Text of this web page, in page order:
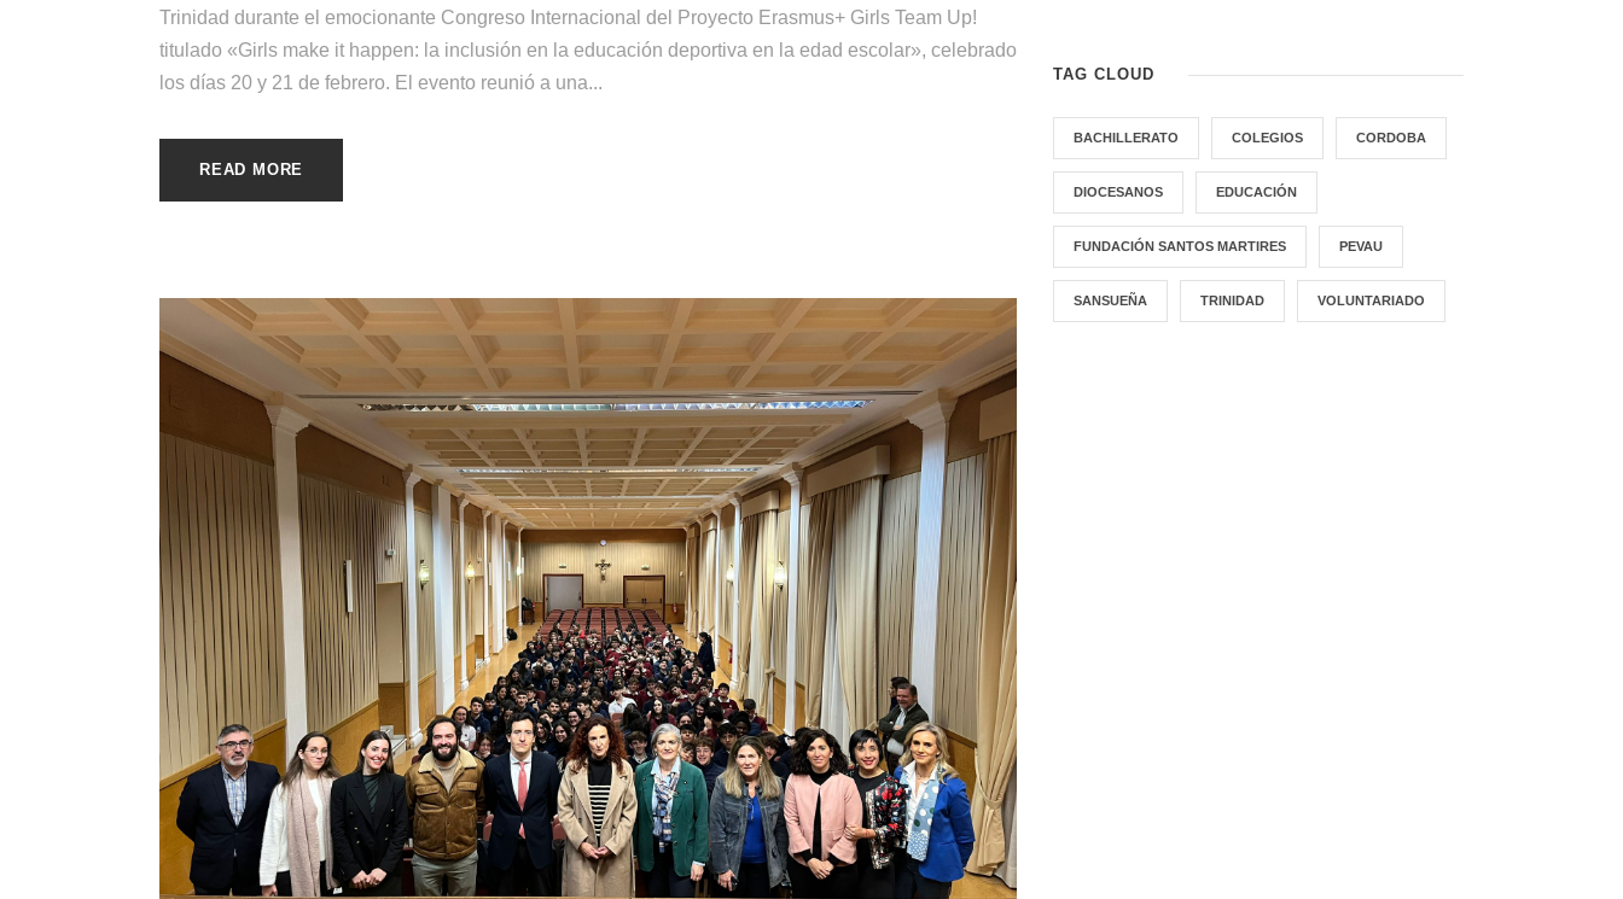
Trinidad durante el emocionante Congreso Internacional del Proyecto Erasmus+ Girls Team Up!
titulado «Girls make it happen: la inclusión en la educación deportiva en la edad escolar», celebrado
los días 20 y 21 de febrero. El evento reunió a una...
READ MORE
TAG CLOUD
BACHILLERATO COLEGIOS CORDOBA
DIOCESANOS EDUCACIÓN
FUNDACIÓN SANTOS MARTIRES PEVAU
SANSUEÑA TRINIDAD VOLUNTARIADO